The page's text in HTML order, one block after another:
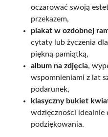
oczarować swoją
przekazem,
plakat w ozdobnej
cytaty lub życzenia
piękną pamiątką,
album na zdjęcia,
wspomnieniami z lat
podarunek,
klasyczny bukiet
wdzięczności idealnie
podziękowania.